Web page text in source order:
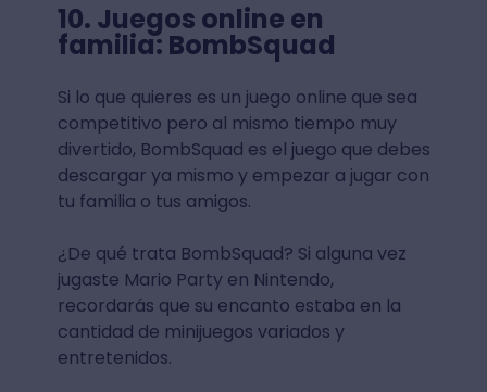
10. Juegos online en
familia: BombSquad
Si lo que quieres es un juego online que sea
competitivo pero al mismo tiempo muy
divertido, BombSquad es el juego que debes
descargar ya mismo y empezar a jugar con
tu familia o tus amigos.
¿De qué trata BombSquad? Si alguna vez
jugaste Mario Party en Nintendo,
recordarás que su encanto estaba en la
cantidad de minijuegos variados y
entretenidos.